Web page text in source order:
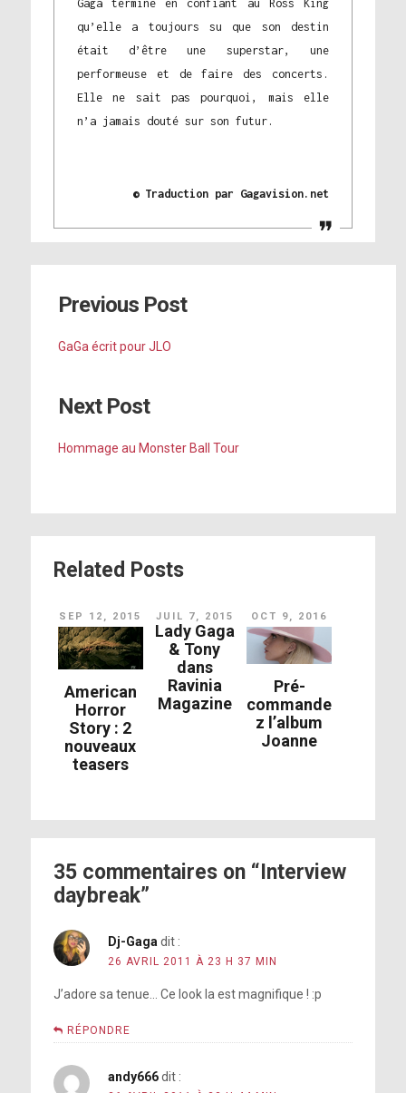
Gaga termine en confiant au Ross King
qu’elle a toujours su que son destin
était d’être une superstar, une
performeuse et de faire des concerts.
Elle ne sait pas pourquoi, mais elle
n’a jamais douté sur son futur.
© Traduction par Gagavision.net
Previous Post
GaGa écrit pour JLO
Next Post
Hommage au Monster Ball Tour
Related Posts
SEP 12, 2015
American
Horror
Story : 2
nouveaux
teasers
JUIL 7, 2015
Lady Gaga
& Tony
dans
Ravinia
Magazine
OCT 9, 2016
Pré-
commande
z l’album
Joanne
35 commentaires on “Interview
daybreak”
Dj-Gaga dit :
26 AVRIL 2011 À 23 H 37 MIN
J’adore sa tenue… Ce look la est magnifique ! :p
RÉPONDRE
andy666 dit :